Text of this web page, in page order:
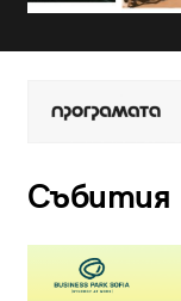
Събития